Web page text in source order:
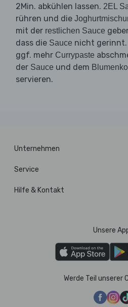
2Min. abkühlen lassen. 2EL
rühren und die
mit der restlichen Sauce
dass die Sauce nicht gerinnt.
ggf. mehr Currypaste
der Sauce und dem
servieren.
Unternehmen
Service
Hilfe & Kontakt
Unsere
Werde Teil unserer